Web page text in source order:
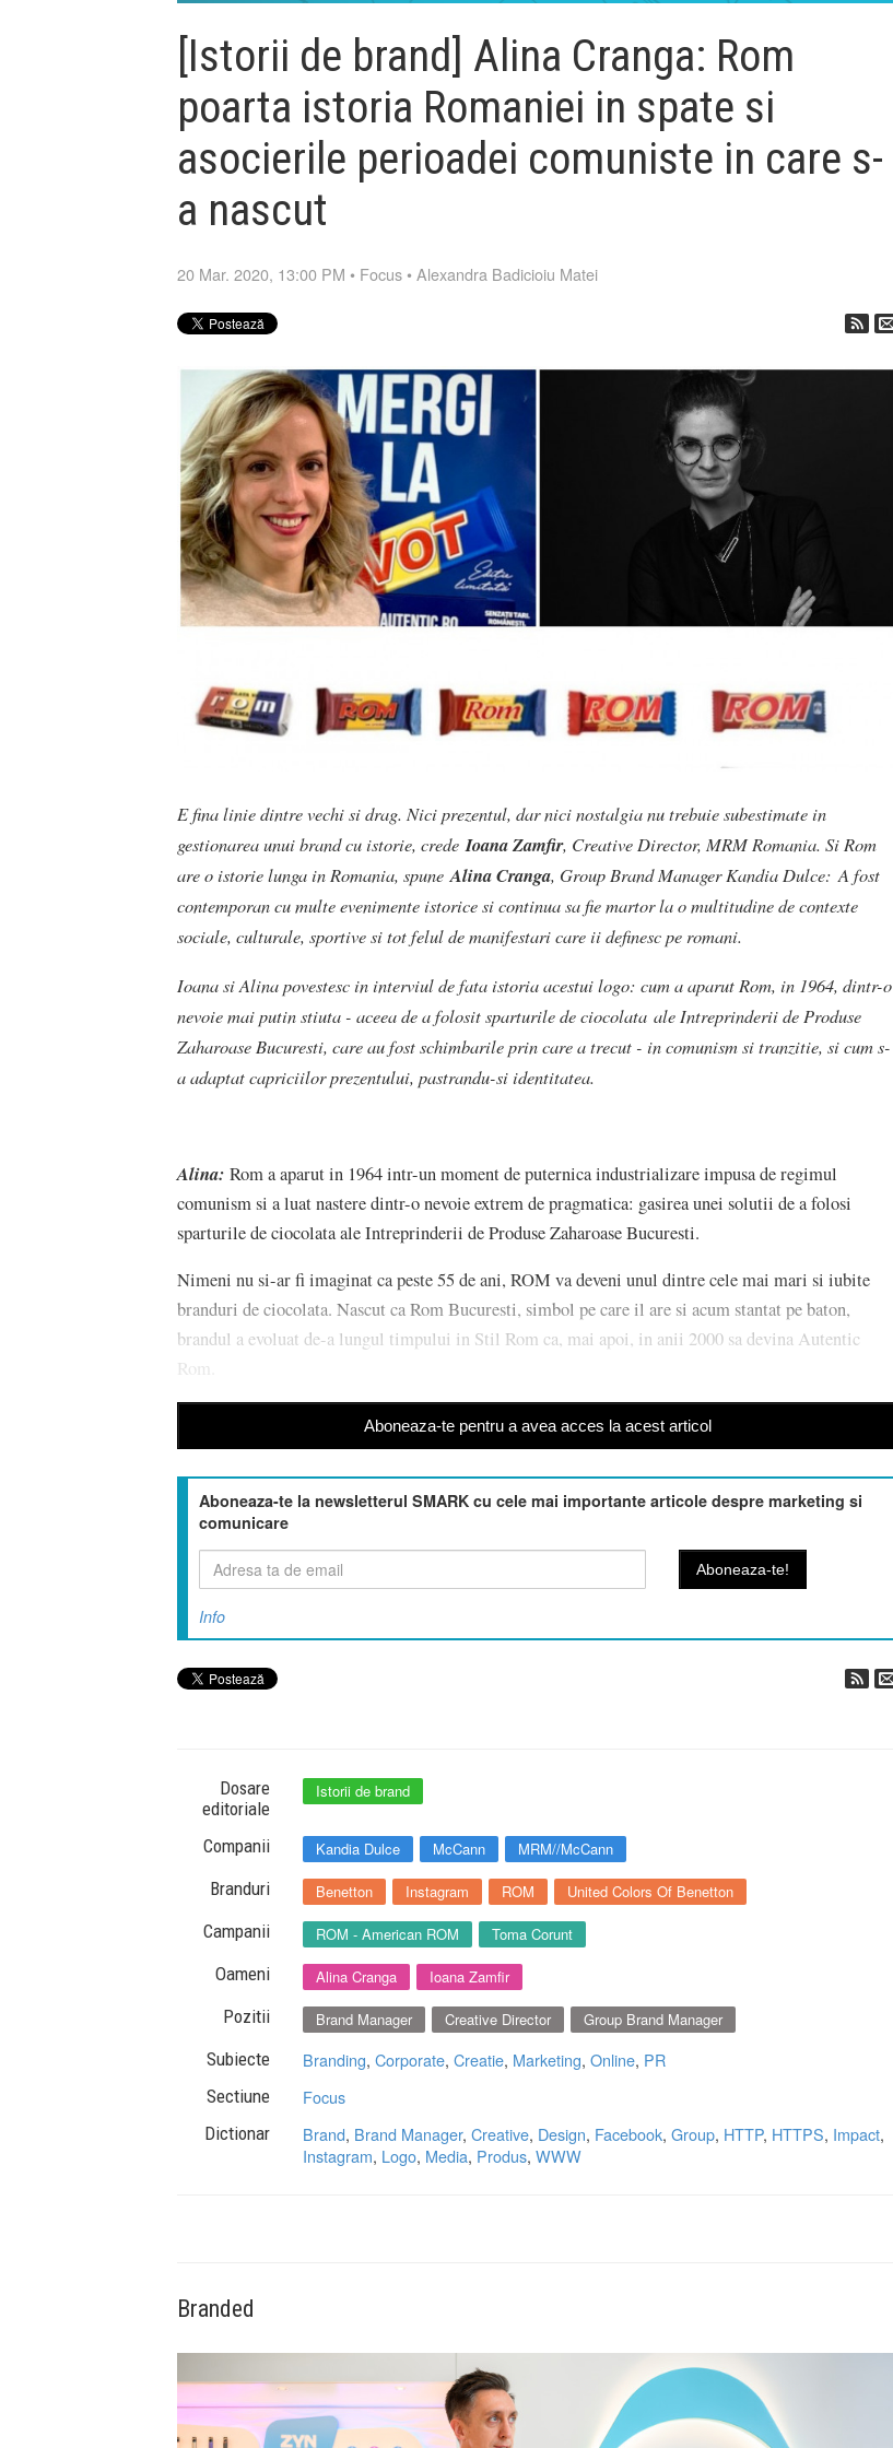
[Istorii de brand] Alina Cranga: Rom
poarta istoria Romaniei in spate si
asocierile perioadei comuniste in care s-
a nascut
20 Mar. 2020, 13:00 PM • Focus •Alexandra Badicioiu Matei
E fina linie dintre vechi si drag. Nici prezentul, dar nici nostalgia nu trebuie subestimate in
gestionarea unui brand cu istorie, crede Ioana Zamfir, Creative Director, MRM Romania. Si Rom
are o istorie lunga in Romania, spune Alina Cranga, Group Brand Manager Kandia Dulce: A fost
contemporan cu multe evenimente istorice si continua sa fie martor la o multitudine de contexte
sociale, culturale, sportive si tot felul de manifestari care ii definesc pe romani.
Ioana si Alina povestesc in interviul de fata istoria acestui logo: cum a aparut Rom, in 1964, dintr-o
nevoie mai putin stiuta - aceea de a folosit sparturile de ciocolata ale Intreprinderii de Produse
Zaharoase Bucuresti, care au fost schimbarile prin care a trecut - in comunism si tranzitie, si cum s-
a adaptat capriciilor prezentului, pastrandu-si identitatea.
Alina: Rom a aparut in 1964 intr-un moment de puternica industrializare impusa de regimul
comunism si a luat nastere dintr-o nevoie extrem de pragmatica: gasirea unei solutii de a folosi
sparturile de ciocolata ale Intreprinderii de Produse Zaharoase Bucuresti.
Nimeni nu si-ar fi imaginat ca peste 55 de ani, ROM va deveni unul dintre cele mai mari si iubite
branduri de ciocolata. Nascut ca Rom Bucuresti, simbol pe care il are si acum stantat pe baton,
brandul a evoluat de-a lungul timpului in Stil Rom ca, mai apoi, in anii 2000 sa devina Autentic
Rom.
Aboneaza-te pentru a avea acces la acest articol
Aboneaza-te la newsletterul SMARK cu cele mai importante articole despre marketing si
comunicare
Info
Dosare
editoriale
Istorii de brand
Companii Kandia Dulce McCann MRM//McCann
Branduri Benetton Instagram ROM United Colors Of Benetton
Campanii ROM - American ROM Toma Corunt
Oameni Alina Cranga Ioana Zamfir
Pozitii Brand Manager Creative Director Group Brand Manager
Subiecte Branding, Corporate, Creatie, Marketing, Online, PR
Sectiune Focus
Dictionar Brand, Brand Manager, Creative, Design, Facebook, Group, HTTP, HTTPS, Impact,
Instagram, Logo, Media, Produs, WWW
Branded